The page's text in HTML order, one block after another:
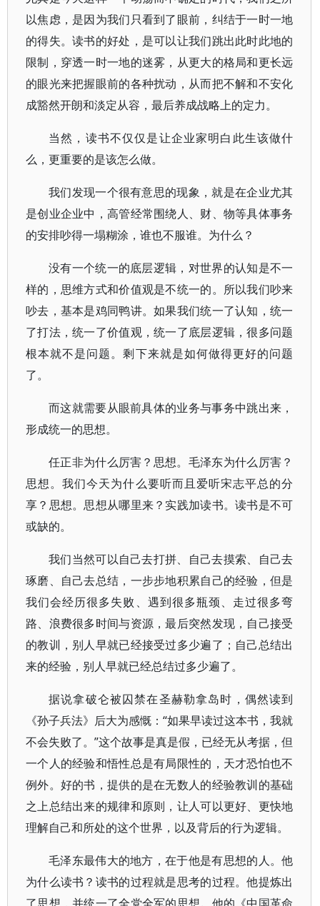
以焦虑，是因为我们只看到了眼前，纠结于一时一地
的得失。读书的好处，是可以让我们跳出此时此地的
限制，穿透一时一地的迷雾，从更大的格局和更长远
的眼光来把握眼前的各种扰动，从而把不解和不安化
成豁然开朗和淡定从容，最后养成战略上的定力。
当然，读书不仅仅是让企业家明白此生该做什
么，更重要的是该怎么做。
我们发现一个很有意思的现象，就是在企业尤其
是创业企业中，高管经常围绕人、财、物等具体事务
的安排吵得一塌糊涂，谁也不服谁。为什么？
没有一个统一的底层逻辑，对世界的认知是不一
样的，思维方式和价值观是不统一的。所以我们吵来
吵去，基本是鸡同鸭讲。如果我们统一了认知，统一
了打法，统一了价值观，统一了底层逻辑，很多问题
根本就不是问题。剩下来就是如何做得更好的问题
了。
而这就需要从眼前具体的业务与事务中跳出来，
形成统一的思想。
任正非为什么厉害？思想。毛泽东为什么厉害？
思想。我们今天为什么要听而且爱听宋志平总的分
享？思想。思想从哪里来？实践加读书。读书是不可
或缺的。
我们当然可以自己去打拼、自己去摸索、自己去
琢磨、自己去总结，一步步地积累自己的经验，但是
我们会经历很多失败、遇到很多瓶颈、走过很多弯
路、浪费很多时间与资源，最后突然发现，自己接受
的教训，别人早就已经接受过多少遍了；自己总结出
来的经验，别人早就已经总结过多少遍了。
据说拿破仑被囚禁在圣赫勒拿岛时，偶然读到
《孙子兵法》后大为感慨：“如果早读过这本书，我就
不会失败了。”这个故事是真是假，已经无从考据，但
一个人的经验和悟性总是有局限性的，天才恐怕也不
例外。好的书，提供的是在无数人的经验教训的基础
之上总结出来的规律和原则，让人可以更好、更快地
理解自己和所处的这个世界，以及背后的行为逻辑。
毛泽东最伟大的地方，在于他是有思想的人。他
为什么读书？读书的过程就是思考的过程。他提炼出